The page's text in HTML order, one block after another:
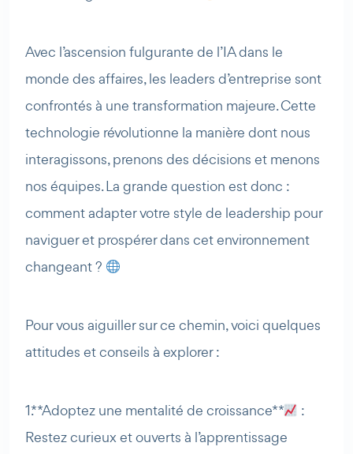
Avec l’ascension fulgurante de l’IA dans le
monde des affaires, les leaders d’entreprise sont
confrontés à une transformation majeure. Cette
technologie révolutionne la manière dont nous
interagissons, prenons des décisions et menons
nos équipes. La grande question est donc :
comment adapter votre style de leadership pour
naviguer et prospérer dans cet environnement
changeant ?
Pour vous aiguiller sur ce chemin, voici quelques
attitudes et conseils à explorer :
1. **Adoptez une mentalité de croissance**
:
Restez curieux et ouverts à l’apprentissage
Maibee AI Agent
Bonjour ! Comment puis-je vous aider aujourd'hui ? Voulez-
vous essayer Maibee, demander des renseignements, ou
prendre rendez-vous avec nous ?